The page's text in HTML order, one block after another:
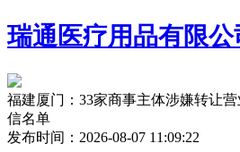
瑞通医疗用品有限公
福建厦门：33家商事主体涉嫌转让
信名单
发布时间：2026-08-07 11:09:22